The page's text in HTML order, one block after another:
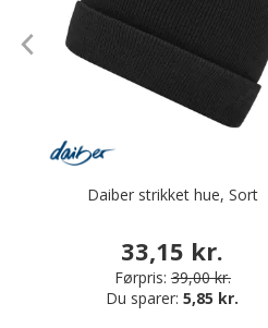
Daiber strikket hue, Sort
33,15 kr.
Førpris: 39,00 kr.
Du sparer:5,85 kr.